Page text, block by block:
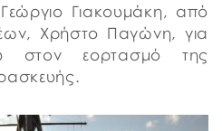
Γιακουμάκη, από
Χρήστο Παγώνη, για
στον εορτασμό της